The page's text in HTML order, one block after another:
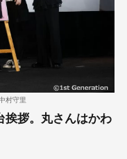
村守里
挨拶。丸さんはかわ